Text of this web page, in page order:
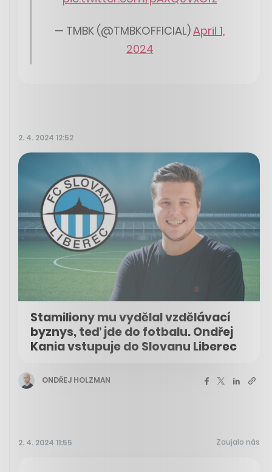
— TMBK (@TMBKOFFICIAL)April 1,
2024
2. 4. 2024 12:52
Stamiliony mu vydělal vzdělávací
byznys, teď jde do fotbalu. Ondřej
Kania vstupuje do Slovanu Liberec
ONDŘEJ HOLZMAN
2. 4. 2024 11:55 Zaujalo nás